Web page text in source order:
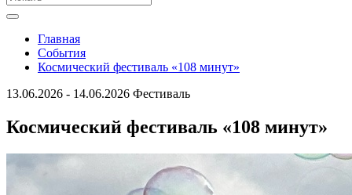
Главная
События
Космический фестиваль «108 минут»
13.06.2026 - 14.06.2026 Фестиваль
Космический фестиваль «108 минут»